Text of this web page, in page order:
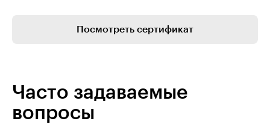
Посмотреть сертификат
Часто задаваемые
вопросы